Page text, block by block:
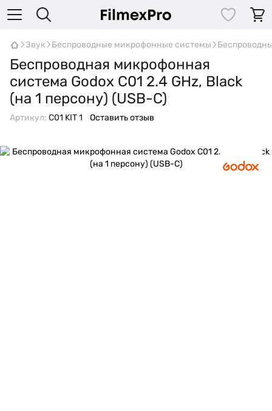
Звук Беспроводные микрофонные системы
Беспроводная микрофонная
система Godox C01 2.4 GHz, Black
(на 1 персону) (USB-C)
Артикул: C01 KIT 1 Оставить отзыв